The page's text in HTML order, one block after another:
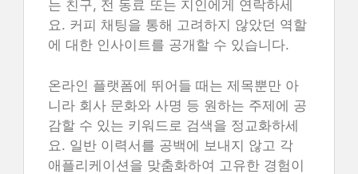
는 친구, 전 동료 또는 지인에게 연락하세
요. 커피 채팅을 통해 고려하지 않았던 역할
에 대한 인사이트를 공개할 수 있습니다.
온라인 플랫폼에 뛰어들 때는 제목뿐만 아
니라 회사 문화와 사명 등 원하는 주제에 공
감할 수 있는 키워드로 검색을 정교화하세
요. 일반 이력서를 공백에 보내지 않고 각
애플리케이션을 맞춤화하여 고유한 경험이